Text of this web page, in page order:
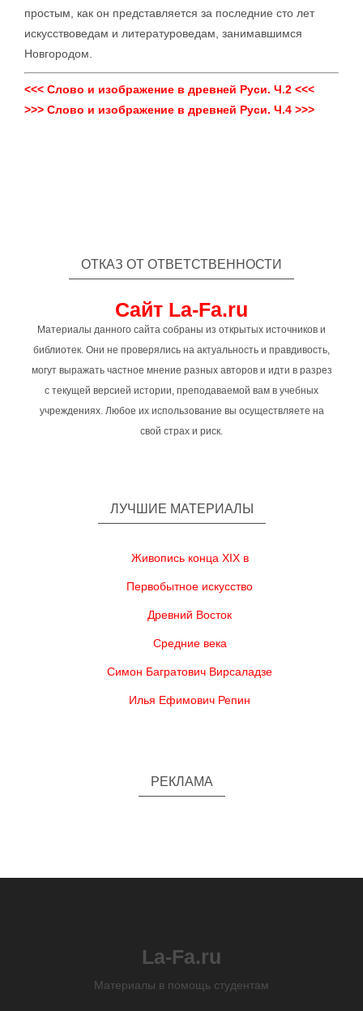
простым, как он представляется за последние сто лет
искусствоведам и литературоведам, занимавшимся
Новгородом.
<<< Слово и изображение в древней Руси. Ч.2 <<<
>>> Слово и изображение в древней Руси. Ч.4 >>>
ОТКАЗ ОТ ОТВЕТСТВЕННОСТИ
Сайт La-Fa.ru
Материалы данного сайта собраны из открытых источников и
библиотек. Они не проверялись на актуальность и правдивость,
могут выражать частное мнение разных авторов и идти в разрез
с текущей версией истории, преподаваемой вам в учебных
учреждениях. Любое их использование вы осуществляете на
свой страх и риск.
ЛУЧШИЕ МАТЕРИАЛЫ
Живопись конца XIX в
Первобытное искусство
Древний Восток
Средние века
Симон Багратович Вирсаладзе
Илья Ефимович Репин
РЕКЛАМА
La-Fa.ru
Материалы в помощь студентам